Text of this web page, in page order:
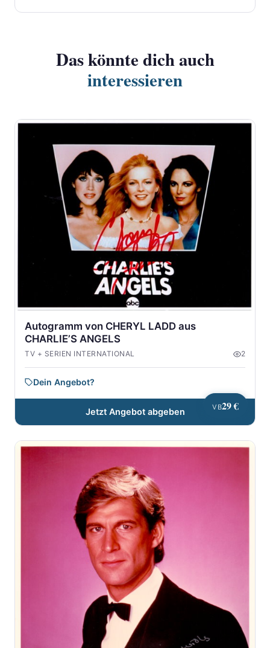
Das könnte dich auch
interessieren
VB29 €
Autogramm von CHERYL LADD aus
CHARLIE’S ANGELS
TV + SERIEN INTERNATIONAL 2
Dein Angebot?
Jetzt Angebot abgeben